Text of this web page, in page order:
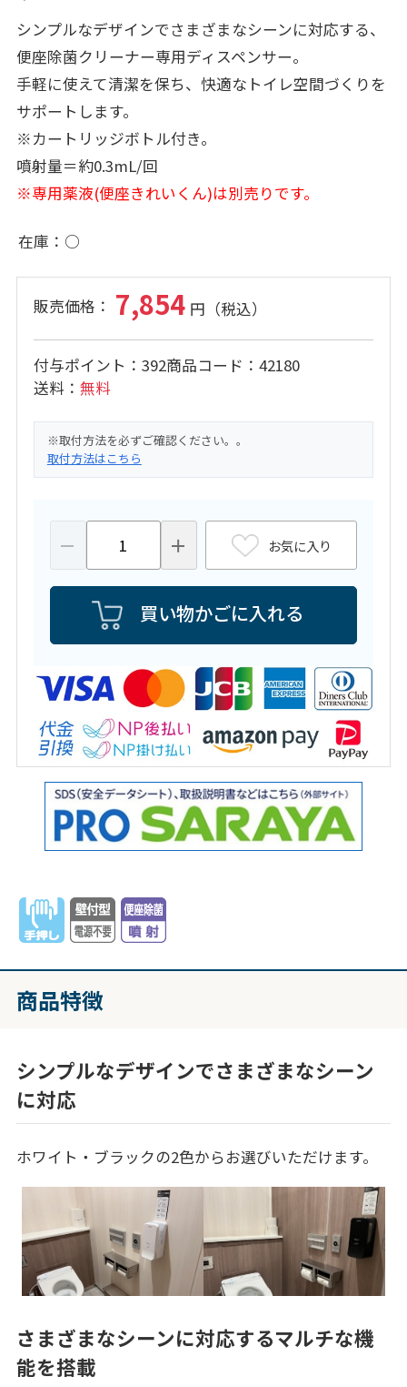
シンプルなデザインでさまざまなシーンに対応する、
便座除菌クリーナー専用ディスペンサー。
手軽に使えて清潔を保ち、快適なトイレ空間づくりを
サポートします。
※カートリッジボトル付き。
噴射量＝約0.3mL/回
※専用薬液(便座きれいくん)は別売りです。
在庫 ○
7,854
付与ポイント 392商品コード
42180
送料
無料
※取付方法を必ずご確認ください。。
取付方法はこちら
お気に入り
買い物かごに入れる
商品特徴
シンプルなデザインでさまざまなシーン
に対応
ホワイト・ブラックの2色からお選びいただけます。
さまざまなシーンに対応するマルチな機
能を搭載